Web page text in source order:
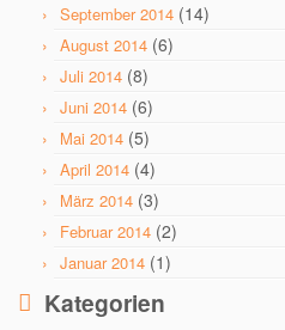
September 2014 (14)
August 2014 (6)
Juli 2014 (8)
Juni 2014 (6)
Mai 2014 (5)
April 2014 (4)
März 2014 (3)
Februar 2014 (2)
Januar 2014 (1)
Kategorien